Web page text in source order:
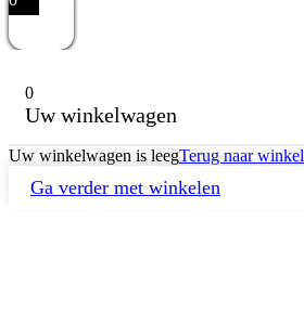
0
Uw winkelwagen
Uw winkelwagen is leegTerug naar winkel
Ga verder met winkelen